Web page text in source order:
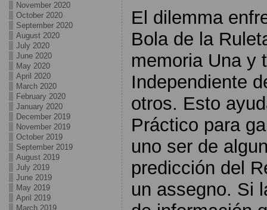
November 2020
October 2020
September 2020
August 2020
July 2020
June 2020
May 2020
April 2020
March 2020
February 2020
January 2020
December 2019
November 2019
October 2019
September 2019
August 2019
July 2019
June 2019
May 2019
April 2019
March 2019
El dilemma
Bola de la
memoria Una y
Independiente
otros. Esto
Práctico para
uno ser de
predicción del
un assegno. Si